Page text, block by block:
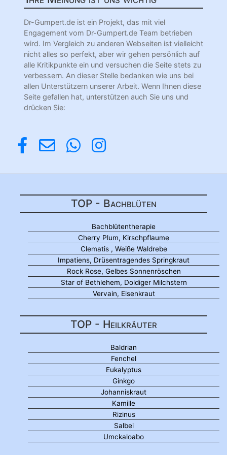
Dr-Gumpert.de ist ein Projekt, das mit viel
Engagement vom Dr-Gumpert.de Team betrieben
wird. Im Vergleich zu anderen Webseiten ist vielleicht
nicht alles so perfekt, aber wir gehen persönlich auf
alle Kritikpunkte ein und versuchen die Seite stets zu
verbessern. An dieser Stelle bedanken wie uns bei
allen Unterstützern unserer Arbeit. Wenn Ihnen diese
Seite gefallen hat, unterstützen auch Sie uns und
drücken Sie:
TOP - Bachblüten
Bachblütentherapie
Cherry Plum, Kirschpflaume
Clematis , Weiße Waldrebe
Impatiens, Drüsentragendes Springkraut
Rock Rose, Gelbes Sonnenröschen
Star of Bethlehem, Doldiger Milchstern
Vervain, Eisenkraut
TOP - Heilkräuter
Baldrian
Fenchel
Eukalyptus
Ginkgo
Johanniskraut
Kamille
Rizinus
Salbei
Umckaloabo